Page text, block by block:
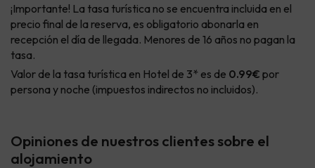
¡Importante! La tasa turística no se encuentra incluida en el
precio final de la reserva, es obligatorio abonarla en
recepción el día de llegada. Menores de 16 años no pagan la
tasa.
Valor de la tasa turística en Hotel de 3* es de 0.99€ por
persona y noche (impuestos indirectos no incluidos).
Opiniones de nuestros clientes sobre el
alojamiento